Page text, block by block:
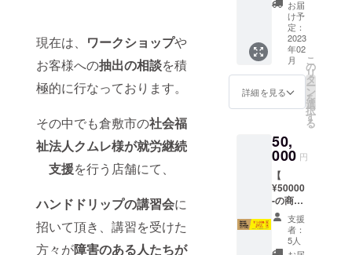
現在は、 ワークショップや
お客様への抽出の相談を積
極的に行なっております。
その中でも倉敷市の社会福
祉法人クムレ様が就労継続
支援を行う店舗にて、
ハンドドリップの講習会に
招いて頂き、講習を受けた
方々が障害のある人たちが
ること
ができ
ます。
サイズ
は、S
~XXLま
するこ
とがで
材：
コット
ン
75％、
ポリエ
ステル
25％、
裏起毛
（表
ます。
サイズ
は、S
~XXLま
で選択
するこ
とがで
きま
細》
12.7オ
ンス ヘ
ヴィー
ウェイ
ト ク
ルー
ネック
品券に
なりま
す。
※この商
品券の
お取り
扱いの
し出来
きませ
ん。
なり人
気な
empire
brend
のド
リップ
バッグ
を 80個
お送り
す。 お
気に入
りのマ
グにド
リップ
バッグ
をセッ
トして
お湯を
注ぐ だ
お届
け予
定：
2023
年02
月
詳細を見る
こ
の
リ
タ
ー
ン
を
選
択
す
る
50,
000 円
【
¥50000
-の商品
券
（1000
の商品
券×50
支援
者：
5人